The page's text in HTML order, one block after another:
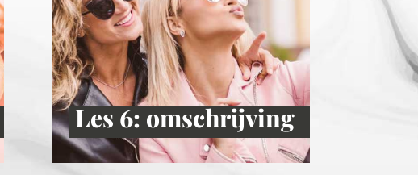
Les 6: omschrijving